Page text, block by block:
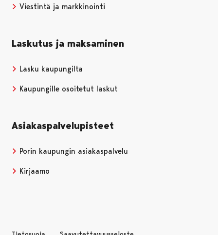
Viestintä ja markkinointi
Laskutus ja maksaminen
Lasku kaupungilta
Kaupungille osoitetut laskut
Asiakaspalvelupisteet
Porin kaupungin asiakaspalvelu
Kirjaamo